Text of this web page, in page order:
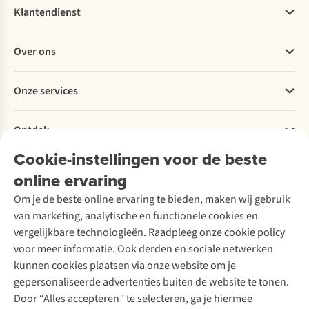
Cookie-instellingen voor de beste
online ervaring
Om je de beste online ervaring te bieden, maken wij gebruik
van marketing, analytische en functionele cookies en
vergelijkbare technologieën. Raadpleeg onze cookie policy
voor meer informatie. Ook derden en sociale netwerken
kunnen cookies plaatsen via onze website om je
gepersonaliseerde advertenties buiten de website te tonen.
Door “Alles accepteren” te selecteren, ga je hiermee
Klantendienst
Bestellen
Betalen
Levering
Retourneren
Bestelling herroepen
Garantie
Contact
Over ons
Explore More
Verantwoord ondernemen
Over Ayacucho
Onze winkels
Over A.S.Adventure
Toegankelijkheidsverklaring
Onze services
Ski-onderhoud
Wasservice
Schoenonderhoud
Schoenherstelling
Kledingherstelling
Retouches
Voor bedrijven
Ontdek
A.S.Magazine
Podcast
Explore Academy
Explore Camp
Gear Check
Inspiratie & advies
Meld je aan voor de nieuwsbrief
Follow us